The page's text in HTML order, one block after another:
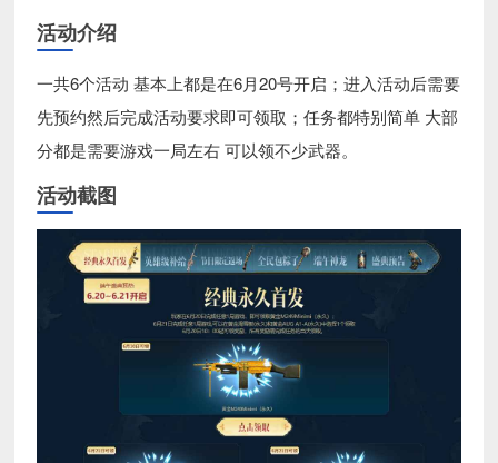
活动介绍
一共6个活动 基本上都是在6月20号开启；进入活动后需要
先预约然后完成活动要求即可领取；任务都特别简单 大部
分都是需要游戏一局左右 可以领不少武器。
活动截图